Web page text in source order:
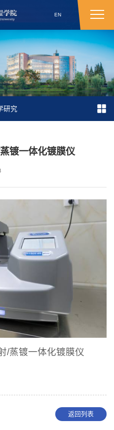
EN
研究
镀一体化镀膜仪
/蒸镀一体化镀膜仪
返回列表